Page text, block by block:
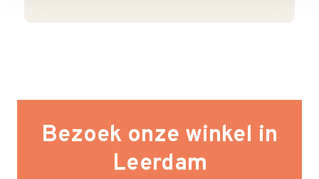
Bezoek onze winkel in
Leerdam